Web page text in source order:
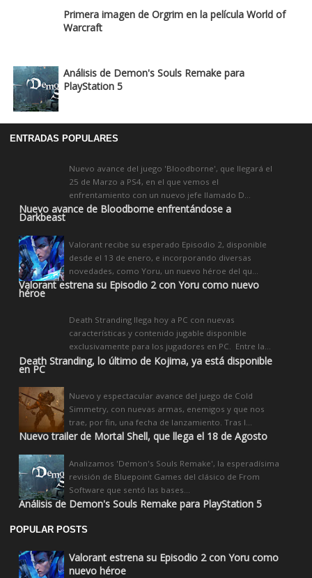
Primera imagen de Orgrim en la película World of
Warcraft
Análisis de Demon's Souls Remake para
PlayStation 5
ENTRADAS POPULARES
Nuevo avance de Bloodborne enfrentándose a
Darkbeast
Nuevo avance del juego 'Bloodborne', que llegará el
25 de Marzo a PS4, en el que vemos el
enfrentamiento con un nuevo jefe llamado D...
Valorant estrena su Episodio 2 con Yoru como nuevo
héroe
Valorant recibe su esperado Episodio 2, disponible
desde el 13 de enero, e incorporando diversas
novedades, como Yoru, un nuevo héroe del qu...
Death Stranding, lo último de Kojima, ya está disponible
en PC
Death Stranding llega hoy a PC con nuevas
características y contenido jugable disponible
exclusivamente para los jugadores en PC. Entre la...
Nuevo trailer de Mortal Shell, que llega el 18 de Agosto
Nuevo y espectacular avance del juego de Cold
Simmetry, con nuevas armas, enemigos y que nos
trae, por fin, una fecha de lanzamiento. Tras l...
Análisis de Demon's Souls Remake para PlayStation 5
Analizamos 'Demon's Souls Remake', la esperadísima
revisión de Bluepoint Games del clásico de From
Software que sentó las bases...
POPULAR POSTS
Valorant estrena su Episodio 2 con Yoru como
nuevo héroe